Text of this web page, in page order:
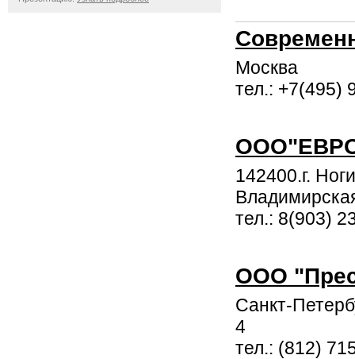
Москва
тел.: +7(495)
142400.г.
тел.: 8(903)
ООО
Санкт-
4
тел.: (812)